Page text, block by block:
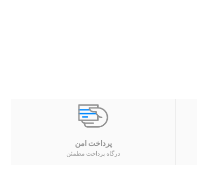
پرداخت امن
درگاه پرداخت مطمئن